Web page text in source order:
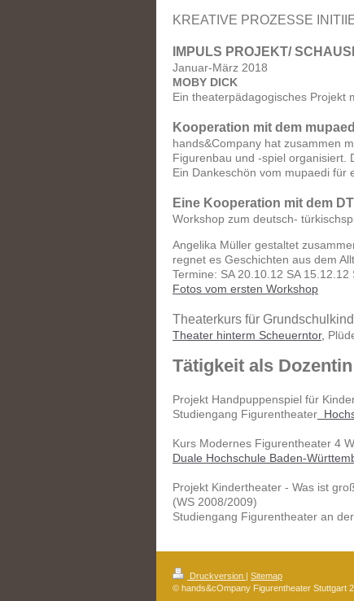
KREATIVE PROZESSE
IMPULS PROJEKT/
Januar-März 2018
MOBY DICK
Ein theaterpädagogisches Projekt
Kooperation mit dem
hands&Company hat zusammen
Figurenbau und -spiel organisiert.
Ein Dankeschön vom mupaedi für
Eine Kooperation mit dem
Workshop zum deutsch-
Angelika Müller gestaltet
regnet es Geschichten aus dem
Termine: SA 20.10.12 SA
Fotos vom ersten Workshop
Theaterkurs für
Theater hinterm Scheuerntor,
Tätigkeit als Dozentin
Projekt Handpuppenspiel für
Studiengang Figurentheater
Kurs Modernes Figurentheater 4
Duale Hochschule Baden-
Projekt Kindertheater - Was ist
(WS 2008/2009)
Studiengang Figurentheater an der
Druckversion | Sitemap
© hands&cOmpany Figurentheater Stuttgart